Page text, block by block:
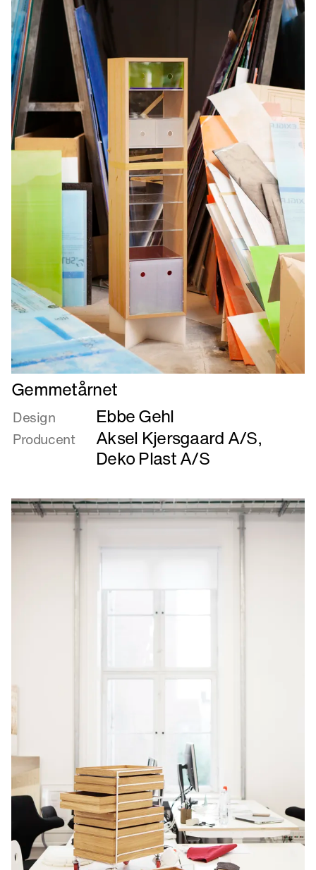
Læs
mere
om
Gemmetårnet
Gemmetårnet
Design Ebbe Gehl
Producent Aksel Kjersgaard A/S,
Deko Plast A/S